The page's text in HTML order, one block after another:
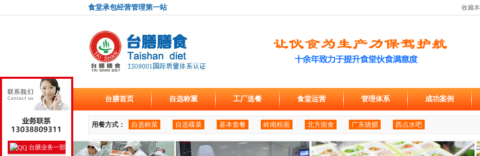
食堂承包经营管理第一站 收藏
台膳首页 自选称重 工厂送餐 食堂运营 管理体系 成功案例
用餐方式： 自选称菜 自选碟菜 基本套餐 岭南粉面 北方面食 广东烧腊 西点水吧
台膳业务一部